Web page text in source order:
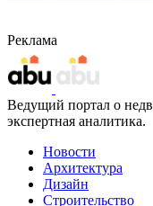
Реклама
Ведущий портал о
экспертная аналитика.
Новости
Архитектура
Дизайн
Строительство